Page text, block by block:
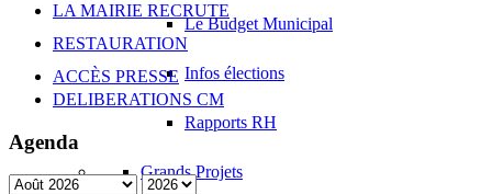
Le Budget Municipal
Infos élections
Rapports RH
Grands Projets
LA MAIRIE RECRUTE
RESTAURATION
ACCÈS PRESSE
DELIBERATIONS CM
Agenda